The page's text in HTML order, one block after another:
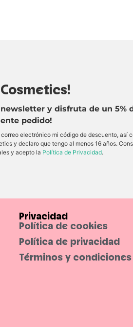
y disfruta de un 5%
pedido!
electrónico mi código de descuento, así
y declaro que tengo al menos 16 años.
y acepto la Política de Privacidad.
Privacidad
Política de cookies
Política de privacidad
Términos y condiciones